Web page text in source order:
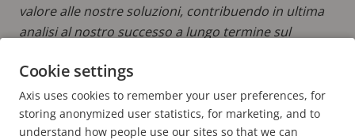
valore alle nostre soluzioni, contribuendo in ultima
analisi al nostro successo a lungo termine sul
LEGGI ALTRI POST DI JUSTINE
Cookie settings
Axis uses cookies to remember your user preferences, for
storing anonymized user statistics, for marketing, and to
understand how people use our sites so that we can